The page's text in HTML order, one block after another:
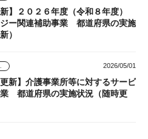
新】２０２６年度（令和８年度）
ー関連補助事業 都道府県の実施
）
ツ 2026/05/01
更新】介護事業所等に対するサービ
都道府県の実施状況（随時更